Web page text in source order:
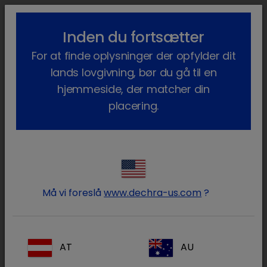
lock_outline search menu
Frihandelsvarer
TrizChlor™
Inden du fortsætter
For at finde oplysninger der opfylder dit
lands lovgivning, bør du gå til en
hjemmeside, der matcher din
placering.
Må vi foreslåwww.dechra-us.com ?
AT AU